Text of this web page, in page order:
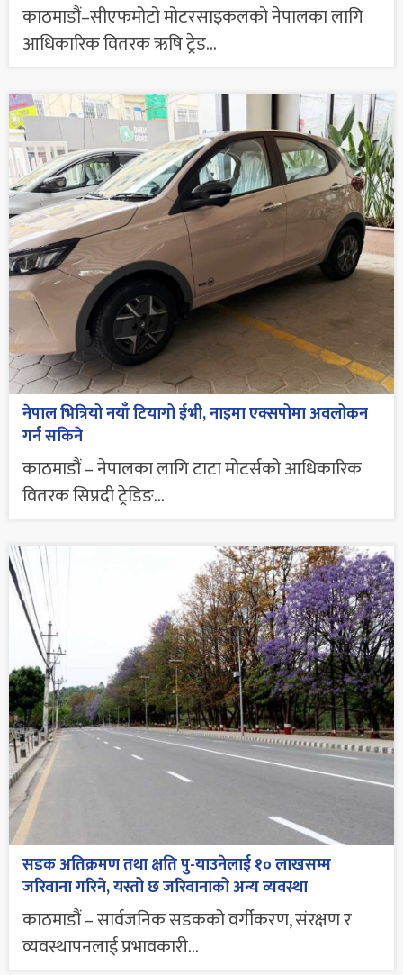
काठमाडौं–सीएफमोटो मोटरसाइकलको नेपालका लागि
आधिकारिक वितरक ऋषि ट्रेड...
नेपाल भित्रियो नयाँ टियागो ईभी, नाइमा एक्सपोमा अवलोकन
गर्न सकिने
काठमाडौं – नेपालका लागि टाटा मोटर्सको आधिकारिक
वितरक सिप्रदी ट्रेडिङ...
सडक अतिक्रमण तथा क्षति पु-याउनेलाई १० लाखसम्म
जरिवाना गरिने, यस्तो छ जरिवानाको अन्य व्यवस्था
काठमाडौं – सार्वजनिक सडकको वर्गीकरण, संरक्षण र
व्यवस्थापनलाई प्रभावकारी...